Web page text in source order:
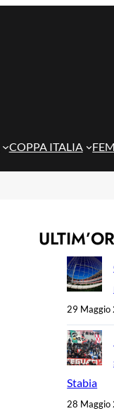
COPPA ITALIA
29 Maggio
Stabia
28 Maggio